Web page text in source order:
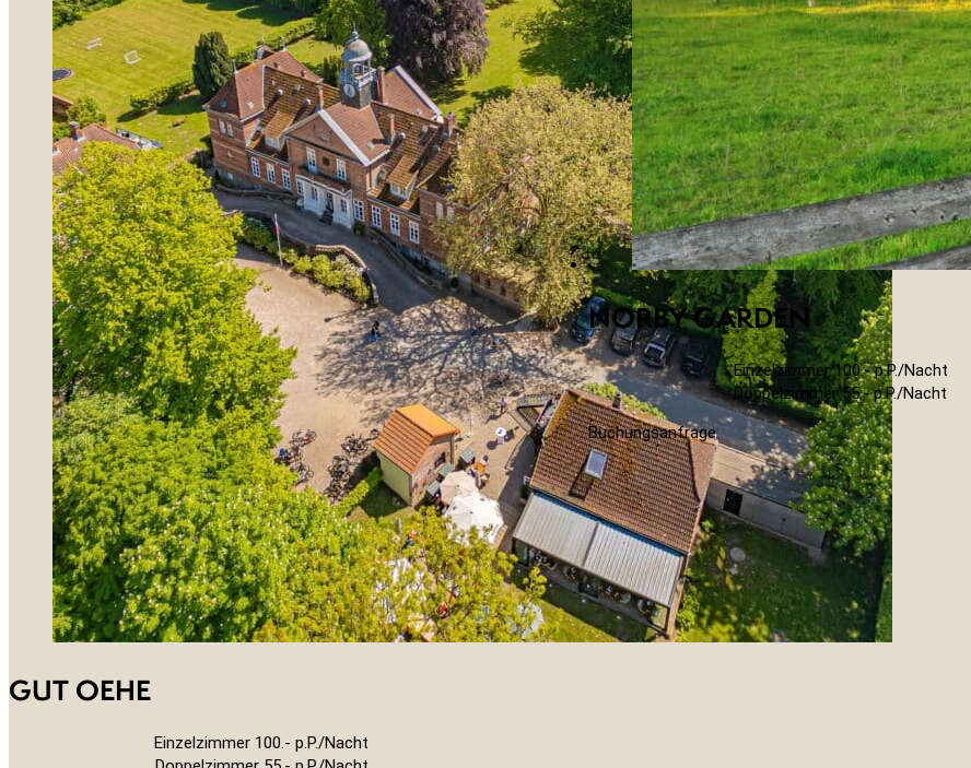
GUT OEHE
Einzelzimmer 100.- p.P./Nacht
NORBY GARDEN
Einzelzimmer 100.- p.P./Nacht
Doppelzimmer 55.- p.P./Nacht
Buchungsanfrage